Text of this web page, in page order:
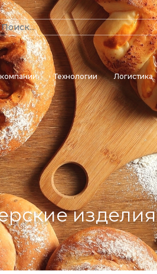
Технологии Логистика
изделия